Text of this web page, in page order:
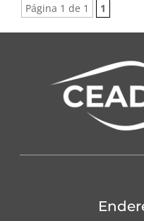
Página 1 de 1 1